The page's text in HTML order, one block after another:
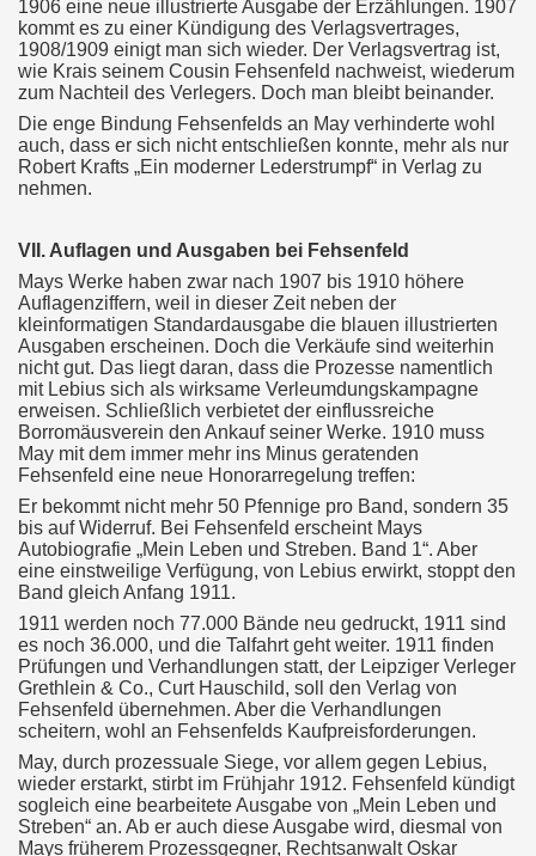
1906 eine neue illustrierte Ausgabe der Erzählungen. 1907
kommt es zu einer Kündigung des Verlagsvertrages,
1908/1909 einigt man sich wieder. Der Verlagsvertrag ist,
wie Krais seinem Cousin Fehsenfeld nachweist, wiederum
zum Nachteil des Verlegers. Doch man bleibt beinander.
Die enge Bindung Fehsenfelds an May verhinderte wohl
auch, dass er sich nicht entschließen konnte, mehr als nur
Robert Krafts „Ein moderner Lederstrumpf“ in Verlag zu
nehmen.
VII. Auflagen und Ausgaben bei Fehsenfeld
Mays Werke haben zwar nach 1907 bis 1910 höhere
Auflagenziffern, weil in dieser Zeit neben der
kleinformatigen Standardausgabe die blauen illustrierten
Ausgaben erscheinen. Doch die Verkäufe sind weiterhin
nicht gut. Das liegt daran, dass die Prozesse namentlich
mit Lebius sich als wirksame Verleumdungskampagne
erweisen. Schließlich verbietet der einflussreiche
Borromäusverein den Ankauf seiner Werke. 1910 muss
May mit dem immer mehr ins Minus geratenden
Fehsenfeld eine neue Honorarregelung treffen:
Er bekommt nicht mehr 50 Pfennige pro Band, sondern 35
bis auf Widerruf. Bei Fehsenfeld erscheint Mays
Autobiografie „Mein Leben und Streben. Band 1“. Aber
eine einstweilige Verfügung, von Lebius erwirkt, stoppt den
Band gleich Anfang 1911.
1911 werden noch 77.000 Bände neu gedruckt, 1911 sind
es noch 36.000, und die Talfahrt geht weiter. 1911 finden
Prüfungen und Verhandlungen statt, der Leipziger Verleger
Grethlein & Co., Curt Hauschild, soll den Verlag von
Fehsenfeld übernehmen. Aber die Verhandlungen
scheitern, wohl an Fehsenfelds Kaufpreisforderungen.
May, durch prozessuale Siege, vor allem gegen Lebius,
wieder erstarkt, stirbt im Frühjahr 1912. Fehsenfeld kündigt
sogleich eine bearbeitete Ausgabe von „Mein Leben und
Streben“ an. Ab er auch diese Ausgabe wird, diesmal von
Mays früherem Prozessgegner, Rechtsanwalt Oskar